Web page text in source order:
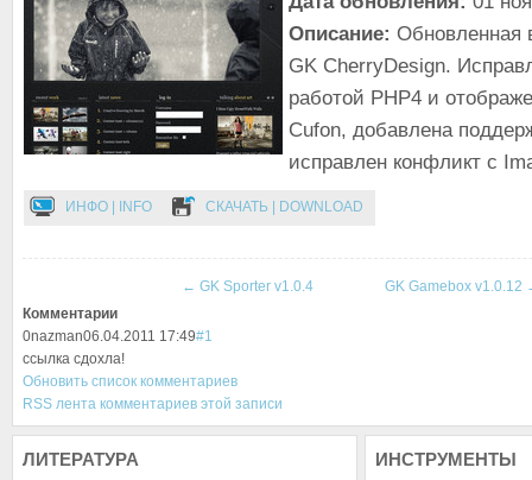
Описание: Обновленная
GK CherryDesign.
работой PHP4 и
Cufon, добавлена
исправлен конфликт с
ИНФО | INFO СКАЧАТЬ | DOWNLOAD
← GK Sporter v1.0.4 GK Gamebox v1.0.12
Комментарии
0nazman06.04.2011 17:49#1
ссылка сдохла!
Обновить список комментариев
RSS лента комментариев этой записи
ЛИТЕРАТУРА ИНСТРУМЕНТЫ